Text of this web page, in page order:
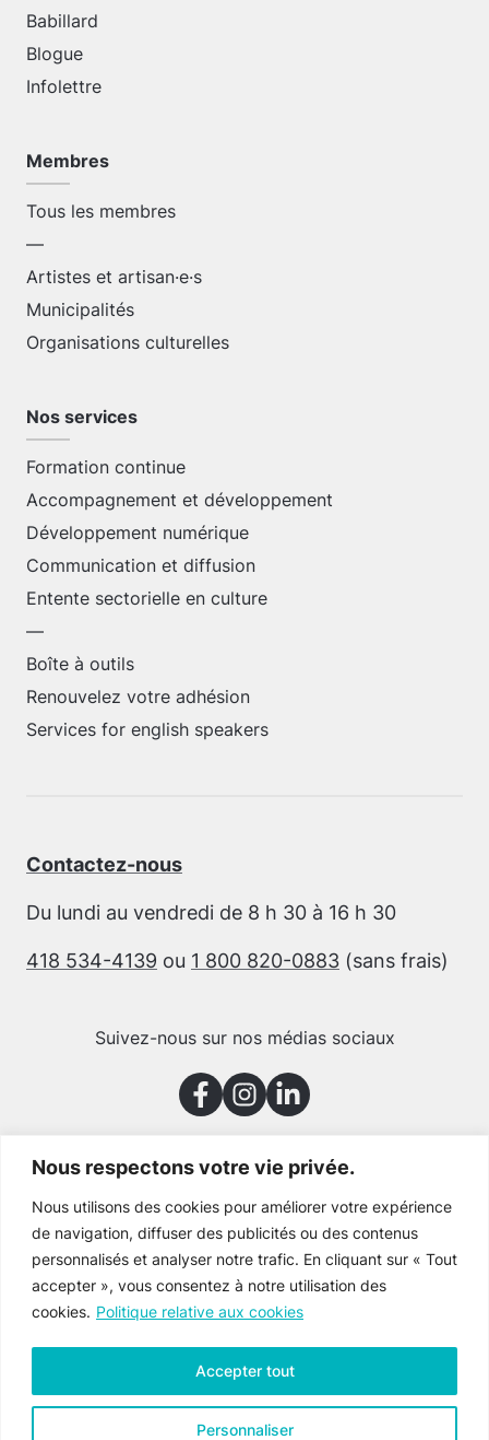
Nous respectons votre vie privée.
Nous utilisons des cookies pour améliorer votre expérience
de navigation, diffuser des publicités ou des contenus
personnalisés et analyser notre trafic. En cliquant sur « Tout
accepter », vous consentez à notre utilisation des
cookies. Politique relative aux cookies
Personnaliser
Accepter tout
Babillard
Blogue
Infolettre
Membres
Tous les membres
—
Artistes et artisan·e·s
Municipalités
Organisations culturelles
Nos services
Formation continue
Accompagnement et développement
Développement numérique
Communication et diffusion
Entente sectorielle en culture
—
Boîte à outils
Renouvelez votre adhésion
Services for english speakers
Contactez-nous
Du lundi au vendredi de 8 h 30 à 16 h 30
418 534-4139 ou 1 800 820-0883 (sans frais)
Suivez-nous sur nos médias sociaux
Merci à nos partenaires